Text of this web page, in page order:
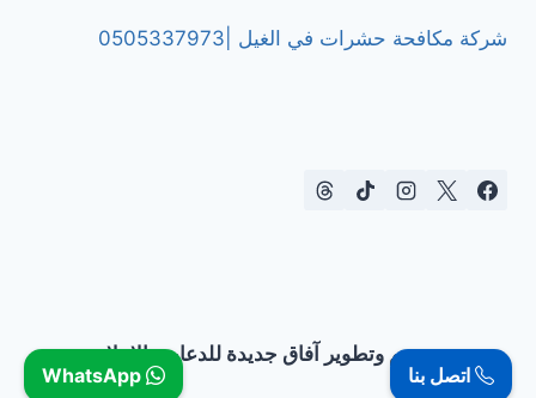
شركة مكافحة حشرات في الغيل |0505337973
تصميم وتطوير آفاق جديدة للدعاية والإعلان
اتصل بنا